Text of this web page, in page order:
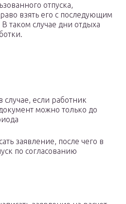
отпуска,
взять его с последующим
таком случае дни отдыха
случае, если работник
можно только до
заявление, после чего в
по согласованию